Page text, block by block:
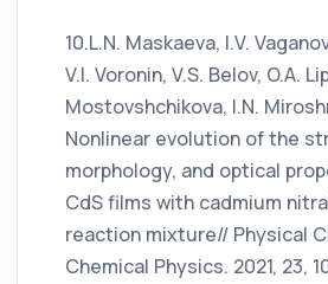
10.L.N. Maskaeva, I.V.
V.I. Voronin, V.S. Belov, O.A.
Mostovshchikova, I.N.
Nonlinear evolution of the
morphology, and optical
CdS films with cadmium
reaction mixture// Physical
Chemical Physics. 2021, 23,